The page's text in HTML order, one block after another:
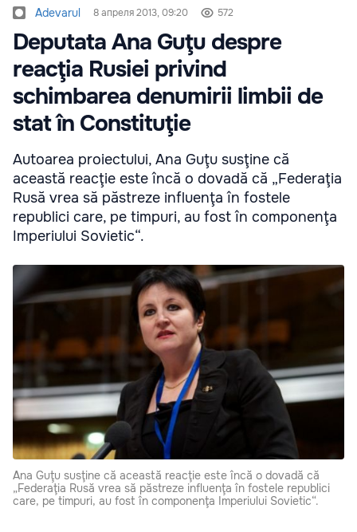
Adevarul 8 апреля 2013, 09:20 572
Deputata Ana Guţu despre
reacţia Rusiei privind
schimbarea denumirii limbii de
stat în Constituţie
Autoarea proiectului, Ana Guţu susţine că
această reacţie este încă o dovadă că „Federaţia
Rusă vrea să păstreze influenţa în fostele
republici care, pe timpuri, au fost în componenţa
Imperiului Sovietic“.
Ana Guţu susţine că această reacţie este încă o dovadă că
„Federaţia Rusă vrea să păstreze influenţa în fostele republici
care, pe timpuri, au fost în componenţa Imperiului Sovietic“.